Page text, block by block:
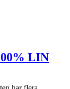
LIN